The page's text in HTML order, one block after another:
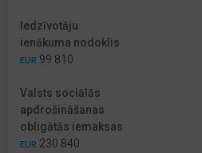
Iedzīvotāju
ienākuma nodoklis
EUR 99 810
Valsts sociālās
apdrošināšanas
obligātās iemaksas
EUR 230 840